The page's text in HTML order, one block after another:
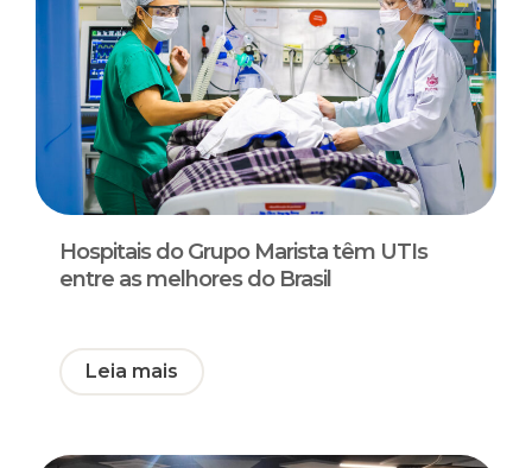
Hospitais do Grupo Marista têm UTIs
entre as melhores do Brasil
Leia mais